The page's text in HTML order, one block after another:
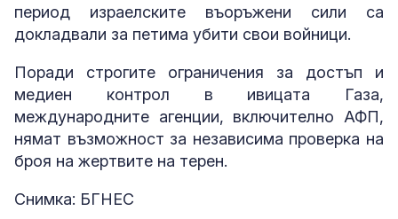
период израелските въоръжени сили са
докладвали за петима убити свои войници.
Поради строгите ограничения за достъп и
медиен контрол в ивицата Газа,
международните агенции, включително АФП,
нямат възможност за независима проверка на
броя на жертвите на терен.
Снимка: БГНЕС